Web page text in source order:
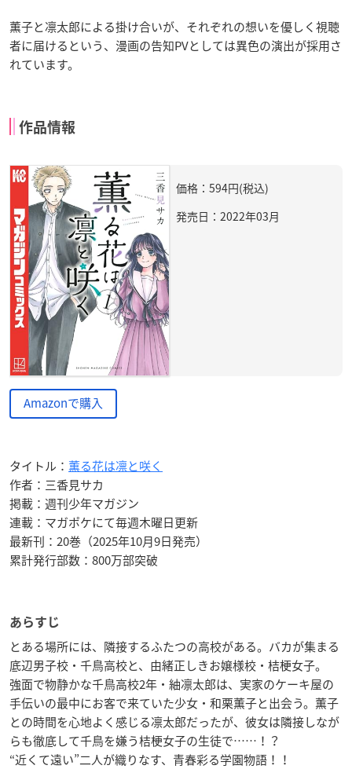
薫子と凛太郎による掛け合いが、それぞれの想いを優しく視聴
者に届けるという、漫画の告知PVとしては異色の演出が採用さ
れています。
作品情報
価格：594円(税込)
発売日：2022年03月
Amazonで購入
タイトル： 薫る花は凛と咲く
作者：三香見サカ
掲載：週刊少年マガジン
連載：マガポケにて毎週木曜日更新
最新刊：20巻（2025年10月9日発売）
累計発行部数：800万部突破
あらすじ
とある場所には、隣接するふたつの高校がある。バカが集まる
底辺男子校・千鳥高校と、由緒正しきお嬢様校・桔梗女子。
強面で物静かな千鳥高校2年・紬凛太郎は、実家のケーキ屋の
手伝いの最中にお客で来ていた少女・和栗薫子と出会う。薫子
との時間を心地よく感じる凛太郎だったが、彼女は隣接しなが
らも徹底して千鳥を嫌う桔梗女子の生徒で……！？
“近くて遠い”二人が織りなす、青春彩る学園物語！！